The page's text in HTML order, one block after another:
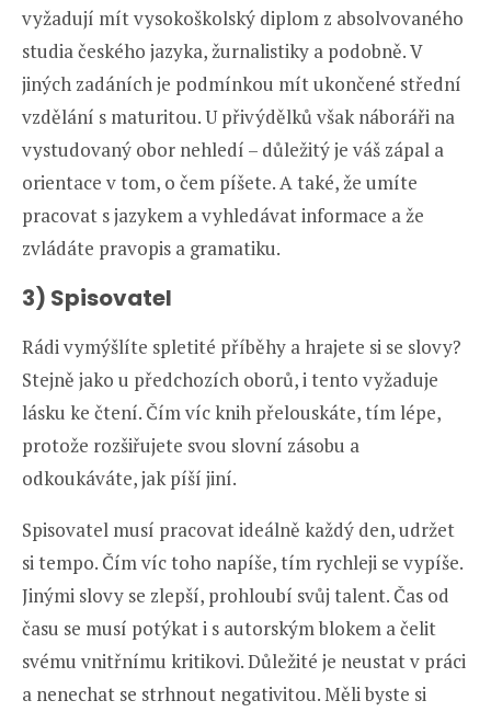
vyžadují mít vysokoškolský diplom z absolvovaného
studia českého jazyka, žurnalistiky a podobně. V
jiných zadáních je podmínkou mít ukončené střední
vzdělání s maturitou. U přivýdělků však náboráři na
vystudovaný obor nehledí – důležitý je váš zápal a
orientace v tom, o čem píšete. A také, že umíte
pracovat s jazykem a vyhledávat informace a že
zvládáte pravopis a gramatiku.
3) Spisovatel
Rádi vymýšlíte spletité příběhy a hrajete si se slovy?
Stejně jako u předchozích oborů, i tento vyžaduje
lásku ke čtení. Čím víc knih přelouskáte, tím lépe,
protože rozšiřujete svou slovní zásobu a
odkoukáváte, jak píší jiní.
Spisovatel musí pracovat ideálně každý den, udržet
si tempo. Čím víc toho napíše, tím rychleji se vypíše.
Jinými slovy se zlepší, prohloubí svůj talent. Čas od
času se musí potýkat i s autorským blokem a čelit
svému vnitřnímu kritikovi. Důležité je neustat v práci
a nenechat se strhnout negativitou. Měli byste si